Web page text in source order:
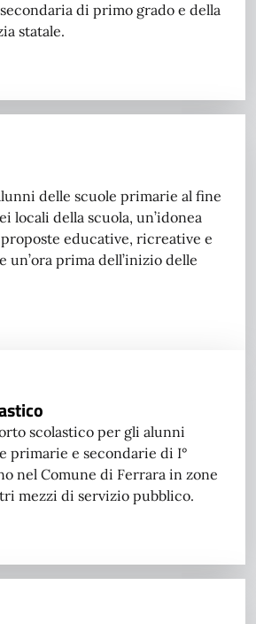
di primo grado e della
statale.
delle scuole primarie al fine
locali della scuola, un’idonea
educative, ricreative e
un’ora prima dell’inizio delle
scolastico per gli alunni
primarie e secondarie di I°
nel Comune di Ferrara in zone
mezzi di servizio pubblico.